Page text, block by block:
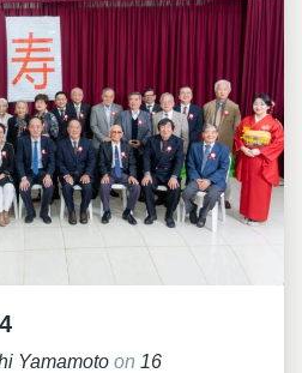
Yamamoto on 16